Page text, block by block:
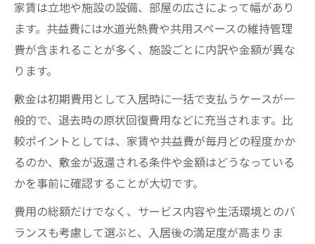
家賃は立地や施設の設備、部屋の広さによって幅があり
ます。共益費には水道光熱費や共用スペースの維持管理
費が含まれることが多く、施設ごとに内訳や金額が異な
ります。
敷金は初期費用として入居時に一括で支払うケースが一
般的で、退去時の原状回復費用などに充当されます。比
較ポイントとしては、家賃や共益費が毎月どの程度かか
るのか、敷金が返還される条件や金額はどうなっている
かを事前に確認することが大切です。
費用の総額だけでなく、サービス内容や生活環境とのバ
ランスも考慮して選ぶと、入居後の満足度が高まりま